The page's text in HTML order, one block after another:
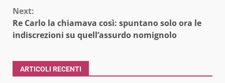
Next:
Re Carlo la chiamava così: spuntano solo ora le
indiscrezioni su quell’assurdo nomignolo
ARTICOLI RECENTI